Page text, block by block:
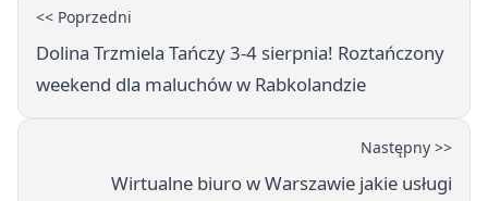
<< Poprzedni
Dolina Trzmiela Tańczy 3-4 sierpnia! Roztańczony
weekend dla maluchów w Rabkolandzie
Następny >>
Wirtualne biuro w Warszawie jakie usługi